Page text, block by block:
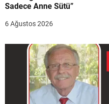
Sadece Anne Sütü”
6 Ağustos 2026